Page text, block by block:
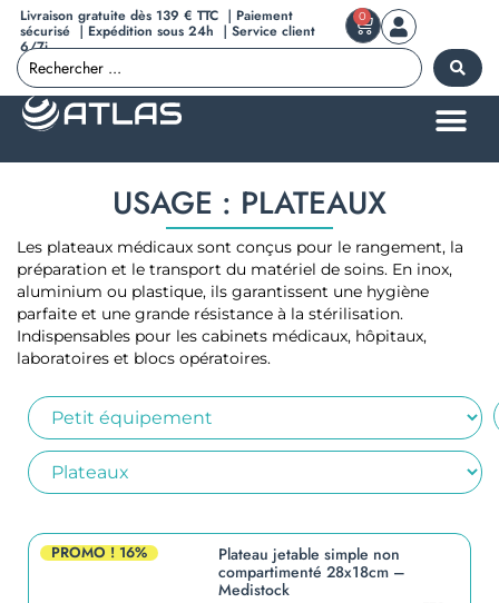
Livraison gratuite dès 139 € TTC ｜Paiement
sécurisé ｜Expédition sous 24h ｜Service client
6/7j
0
USAGE : PLATEAUX
Les plateaux médicaux sont conçus pour le rangement, la
préparation et le transport du matériel de soins. En inox,
aluminium ou plastique, ils garantissent une hygiène
parfaite et une grande résistance à la stérilisation.
Indispensables pour les cabinets médicaux, hôpitaux,
laboratoires et blocs opératoires.
PROMO !16%
Plateau jetable simple non
compartimenté 28x18cm –
Medistock